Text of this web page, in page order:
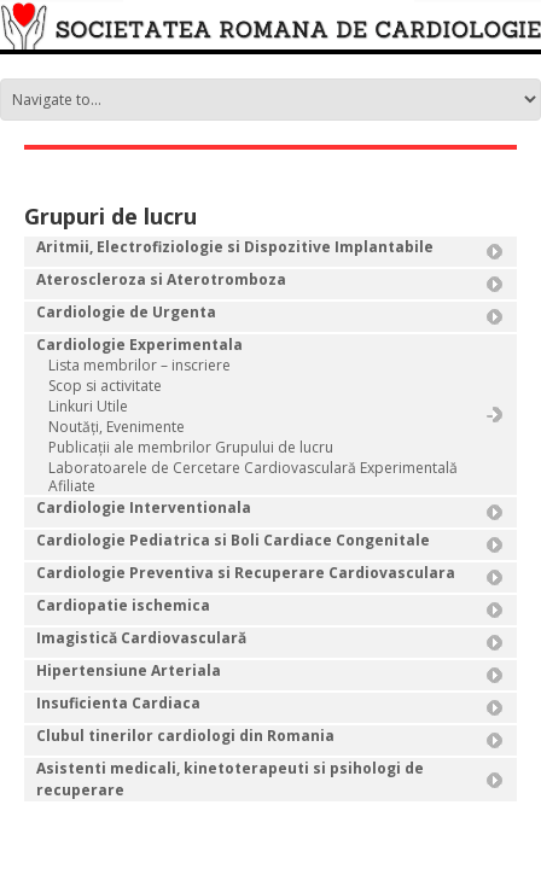
Grupuri de lucru
Aritmii, Electrofiziologie si Dispozitive Implantabile
Ateroscleroza si Aterotromboza
Cardiologie de Urgenta
Cardiologie Experimentala
Lista membrilor – inscriere
Scop si activitate
Linkuri Utile
Noutăți, Evenimente
Publicații ale membrilor Grupului de lucru
Laboratoarele de Cercetare Cardiovasculară Experimentală
Afiliate
Cardiologie Interventionala
Cardiologie Pediatrica si Boli Cardiace Congenitale
Cardiologie Preventiva si Recuperare Cardiovasculara
Cardiopatie ischemica
Imagistică Cardiovasculară
Hipertensiune Arteriala
Insuficienta Cardiaca
Clubul tinerilor cardiologi din Romania
Asistenti medicali, kinetoterapeuti si psihologi de
recuperare